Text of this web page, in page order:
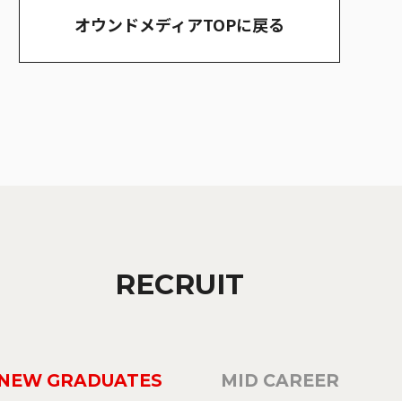
オウンドメディアTOPに戻る
RECRUIT
GRADUATES MID CAREER